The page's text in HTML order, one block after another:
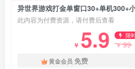
异世界游戏打金单窗口30+单机300+
此内容为付费资源，请付费后查看
￥ 5.9 限
￥99
黄金会员 免费